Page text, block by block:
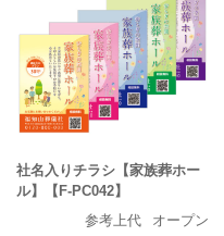
社名入りチラシ【家族葬ホー
ル】【F-PC042】
参考上代
オープン